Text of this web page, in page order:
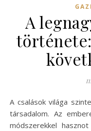
A
A csalások világa szinte olyan régi, mint maga az emberi
társadalom. Az
módszerekkel